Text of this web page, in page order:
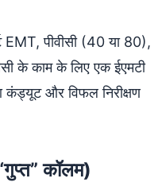
EMT, पीवीसी (40 या 80),
के काम के लिए एक ईएमटी
कंड्यूट और विफल निरीक्षण
कॉलम)